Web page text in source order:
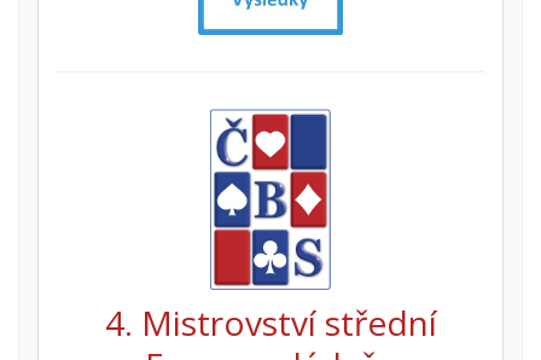
4. Mistrovství střední